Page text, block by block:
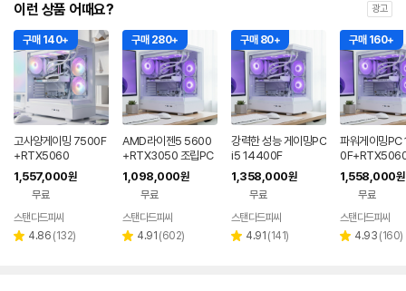
이런 상품 어때요? 광고
구매 140+
고사양게이밍 7500F
+RTX5060
1,557,000원
무료
페이
스탠다드피씨
별 4.86 리
(132)
구매 280+
AMD라이젠5 5600
+RTX3050 조립PC
1,098,000원
무료
페이
스탠다드피씨
별 4.91 리
(602)
구매 80+
강력한 성능 게이밍PC
i5 14400F
1,358,000원
무료
페이
스탠다드피씨
별 4.91 리
(141)
구매 160+
파워게이밍
1,558,000원
무료
스탠다드피씨
별 4.93 리
(160)